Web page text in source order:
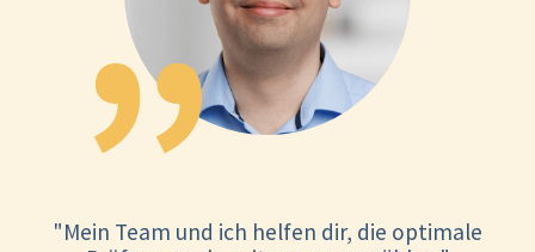
"Mein Team und ich helfen dir, die optimale